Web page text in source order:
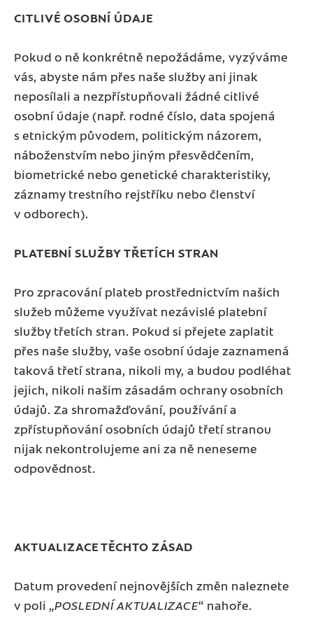
CITLIVÉ OSOBNÍ ÚDAJE
Pokud o ně konkrétně nepožádáme, vyzýváme
vás, abyste nám přes naše služby ani jinak
neposílali a nezpřístupňovali žádné citlivé
osobní údaje (např. rodné číslo, data spojená
s etnickým původem, politickým názorem,
náboženstvím nebo jiným přesvědčením,
biometrické nebo genetické charakteristiky,
záznamy trestního rejstříku nebo členství
v odborech).
PLATEBNÍ SLUŽBY TŘETÍCH STRAN
Pro zpracování plateb prostřednictvím našich
služeb můžeme využívat nezávislé platební
služby třetích stran. Pokud si přejete zaplatit
přes naše služby, vaše osobní údaje zaznamená
taková třetí strana, nikoli my, a budou podléhat
jejich, nikoli našim zásadám ochrany osobních
údajů. Za shromažďování, používání a
zpřístupňování osobních údajů třetí stranou
nijak nekontrolujeme ani za ně neneseme
odpovědnost.
AKTUALIZACE TĚCHTO ZÁSAD
Datum provedení nejnovějších změn naleznete
v poli „POSLEDNÍ AKTUALIZACE“ nahoře.